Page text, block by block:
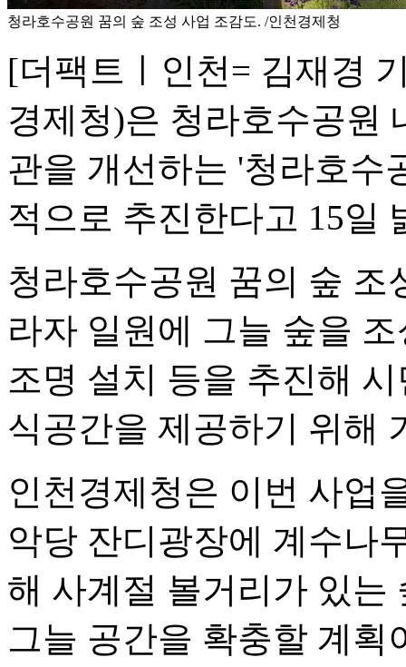
청라호수공원 꿈의 숲 조성 사업 조감도. /인천경제청
[더팩트ㅣ인천= 김재경
경제청)은 청라호수공원
관을 개선하는 '청라호수
적으로 추진한다고 15일
청라호수공원 꿈의 숲 조
라자 일원에 그늘 숲을
조명 설치 등을 추진해
식공간을 제공하기 위해
인천경제청은 이번 사업
악당 잔디광장에 계수나
해 사계절 볼거리가 있는
그늘 공간을 확충할 계획